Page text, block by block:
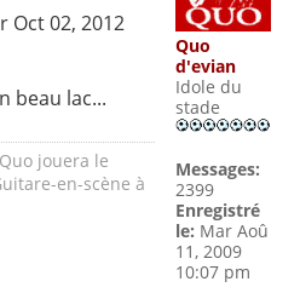
Oct 02, 2012
beau lac...
jouera le
en-scène à
Quo
d'evian
Idole du
stade
Messages:
2399
Enregistré
le: Mar Aoû
11, 2009
10:07 pm